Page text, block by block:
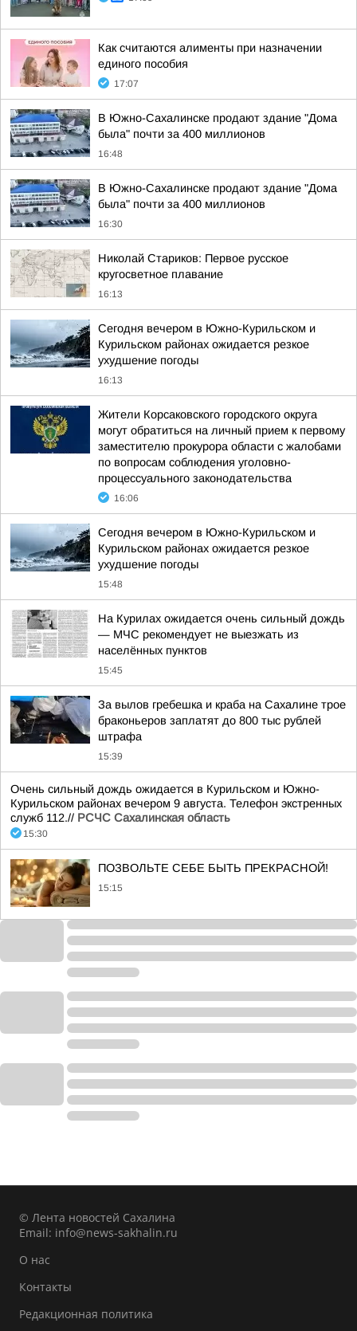
Как считаются алименты при назначении
единого пособия
17:07
В Южно-Сахалинске продают здание "Дома
была" почти за 400 миллионов
16:48
В Южно-Сахалинске продают здание "Дома
была" почти за 400 миллионов
16:30
Николай Стариков: Первое русское
кругосветное плавание
16:13
Сегодня вечером в Южно-Курильском и
Курильском районах ожидается резкое
ухудшение погоды
16:13
Жители Корсаковского городского округа
могут обратиться на личный прием к первому
заместителю прокурора области с жалобами
по вопросам соблюдения уголовно-
процессуального законодательства
16:06
Сегодня вечером в Южно-Курильском и
Курильском районах ожидается резкое
ухудшение погоды
15:48
На Курилах ожидается очень сильный дождь
— МЧС рекомендует не выезжать из
населённых пунктов
15:45
За вылов гребешка и краба на Сахалине трое
браконьеров заплатят до 800 тыс рублей
штрафа
15:39
Очень сильный дождь ожидается в Курильском и Южно-
Курильском районах вечером 9 августа. Телефон экстренных
служб 112.// РСЧС Сахалинская область
15:30
ПОЗВОЛЬТЕ СЕБЕ БЫТЬ ПРЕКРАСНОЙ!
15:15
© Лента новостей Сахалина
Email: info@news-sakhalin.ru
О нас
Контакты
Редакционная политика